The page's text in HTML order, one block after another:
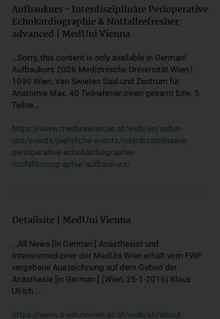
Aufbaukurs - Interdisziplinäre Perioperative
Echokardiographie & Notfallrefresher
advanced | MedUni Vienna
...Sorry, this content is only available in German!
Aufbaukurs 2026 Medizinische Universität Wien |
1090 Wien, Van Swieten Saal und Zentrum für
Anatomie Max. 40 Teilnehmer:innen gesamt bzw. 5
Teilne...
https://www.meduniwien.ac.at/web/en/ueber-
uns/events/jaehrliche-events/interdisziplinaere-
perioperative-echokardiographie-
notfallsonographie/aufbaukurs/
Detailsite | MedUni Vienna
...All News [in German:] Anästhesist und
Intensivmediziner der MedUni Wien erhält vom FWF
vergebene Auszeichnung auf dem Gebiet der
Anästhesie [in German:] (Wien, 25-1-2016) Klaus
Ulrich ...
https://www.meduniwien.ac.at/web/en/about-